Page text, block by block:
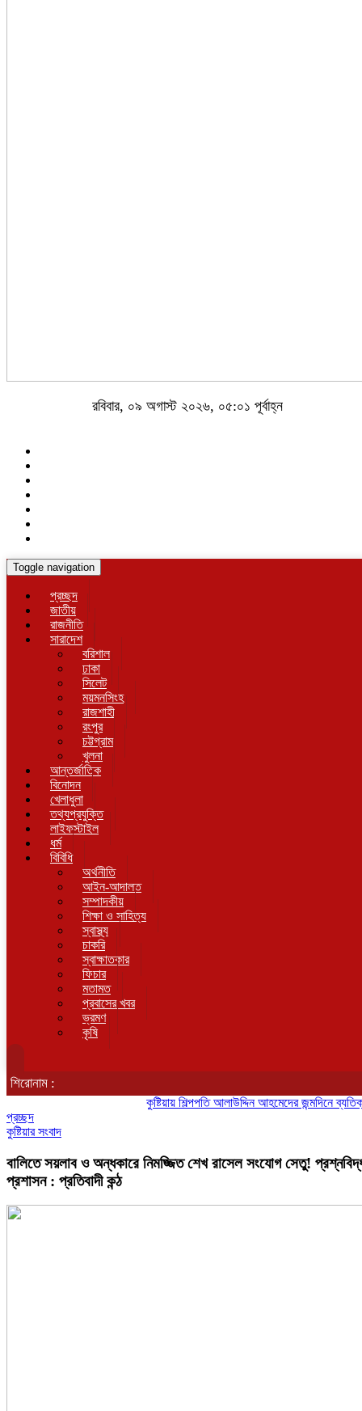
রবিবার, ০৯ অগাস্ট ২০২৬, ০৫:০১ পূর্বাহ্ন
Toggle navigation
প্রচ্ছদ
জাতীয়
রাজনীতি
সারাদেশ
বরিশাল
ঢাকা
সিলেট
ময়মনসিংহ
রাজশাহী
রংপুর
চট্টগ্রাম
খুলনা
আন্তর্জাতিক
বিনোদন
খেলাধুলা
তথ্যপ্রযুক্তি
লাইফস্টাইল
ধর্ম
বিবিধি
অর্থনীতি
আইন-আদালত
সম্পাদকীয়
শিক্ষা ও সাহিত্য
স্বাস্থ্য
চাকরি
স্বাক্ষাতকার
ফিচার
মতামত
প্রবাসের খবর
ভ্রমণ
কৃষি
শিরোনাম :
কুষ্টিয়ায় শিল্পপতি আলাউদ্দিন আহমেদের জন্মদিনে ব্যতিক্রমী
প্রচ্ছদ
কুষ্টিয়ার সংবাদ
বালিতে সয়লাব ও অন্ধকারে নিমজ্জিত শেখ রাসেল সংযোগ সেতু!
প্রশাসন : প্রতিবাদী কন্ঠ